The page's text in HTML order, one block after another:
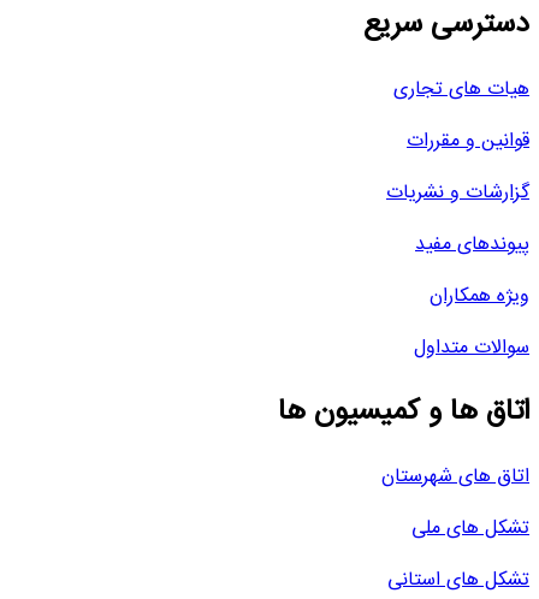
دسترسی سریع
هیات های تجاری
قوانین و مقررات
گزارشات و نشریات
پیوندهای مفید
ویژه همکاران
سوالات متداول
اتاق ها و کمیسیون ها
اتاق های شهرستان
تشکل های ملی
تشکل های استانی